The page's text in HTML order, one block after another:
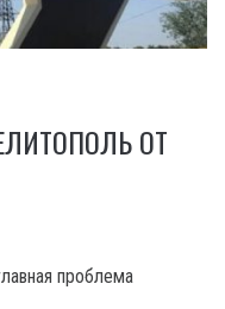
ОТ
проблема